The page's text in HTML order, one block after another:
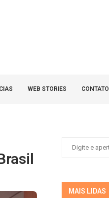
WEB STORIES CONTATO
MAIS LIDAS